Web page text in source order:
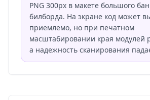
PNG 300px в макете большого
билборда. На экране код может
приемлемо, но при печатном
масштабировании края модулей
а надежность сканирования